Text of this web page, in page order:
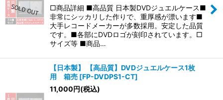
□商品詳細 ■高品質 日本製DVDジュエルケース■
非常にシッカリした作りで、重厚感が漂います■
大手レコードメーカーが多数採用。安定した品質
です。■各部にDVDロゴが刻印されています。□
サイズ等 ■商品…
【日本製】 【高品質】DVDジュエルケース1枚
用 箱売 [FP-DVDPS1-CT]
11,000円(税込)